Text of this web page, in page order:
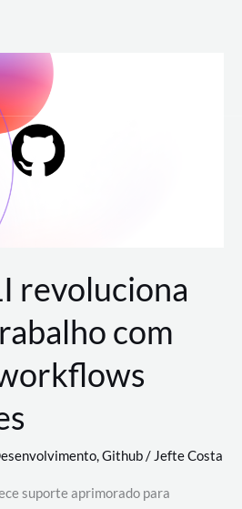
revoluciona
com
,Github/ Jefte Costa
suporte aprimorado para